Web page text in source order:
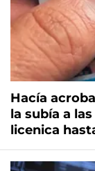
Hacía
la subía a
licenica